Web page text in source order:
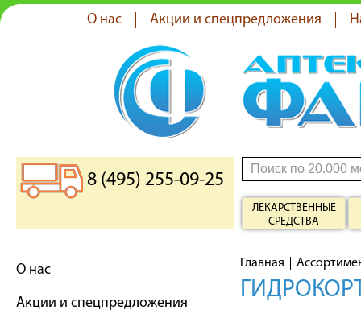
О нас Акции и спецпредложения
8 (495) 255-09-25
ЛЕКАРСТВЕННЫЕ
СРЕДСТВА
О нас
Акции и спецпредложения
Главная